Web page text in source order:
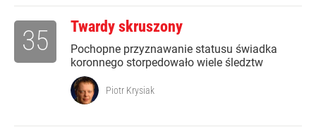
Twardy skruszony
Pochopne przyznawanie statusu świadka
koronnego storpedowało wiele śledztw
35
Piotr Krysiak